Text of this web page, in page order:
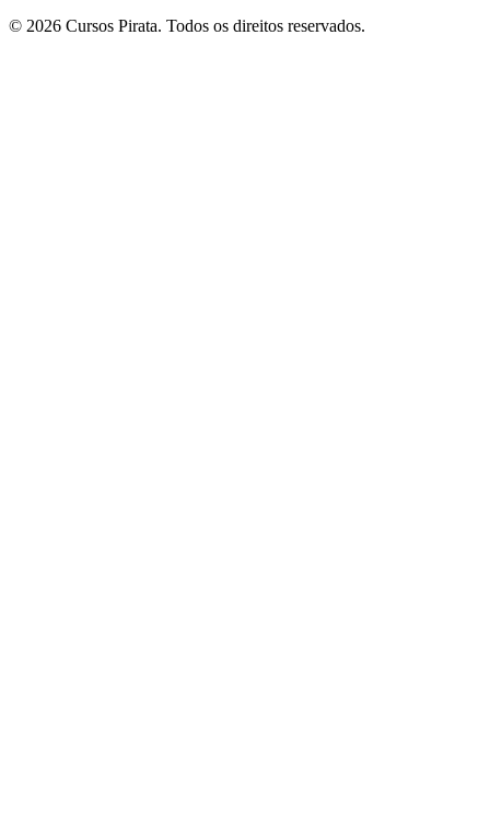
© 2026 Cursos Pirata. Todos os direitos reservados.